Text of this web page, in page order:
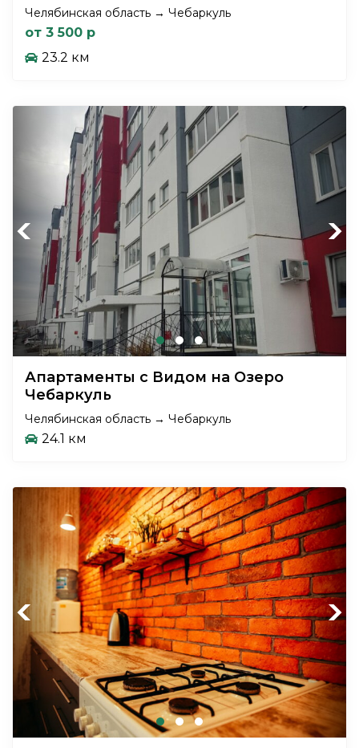
Челябинская область → Чебаркуль
от 3 500 р
23.2 км
Previous Next
Апартаменты с Видом на Озеро
Чебаркуль
Челябинская область → Чебаркуль
24.1 км
Previous Next